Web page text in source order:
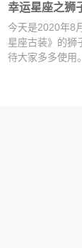
幸运星座之狮
今天是2020年8
星座古装》的狮
待大家多多使用。